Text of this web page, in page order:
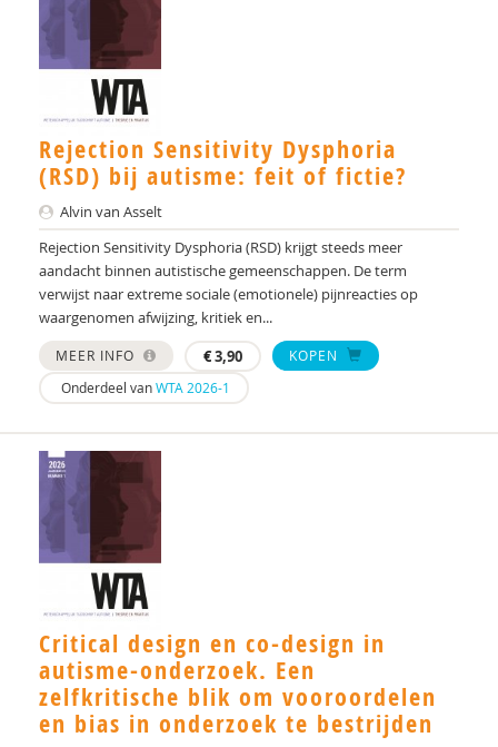
Rejection Sensitivity Dysphoria
(RSD) bij autisme: feit of fictie?
Alvin van Asselt
Rejection Sensitivity Dysphoria (RSD) krijgt steeds meer
aandacht binnen autistische gemeenschappen. De term
verwijst naar extreme sociale (emotionele) pijnreacties op
waargenomen afwijzing, kritiek en...
MEER INFO €3,90
KOPEN
Onderdeel vanWTA 2026-1
Critical design en co-design in
autisme-onderzoek. Een
zelfkritische blik om vooroordelen
en bias in onderzoek te bestrijden